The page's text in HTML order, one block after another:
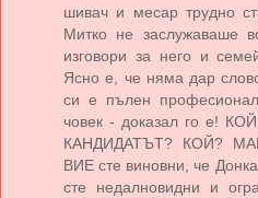
шивач и месар трудно
Митко не заслужаваше
изговори за него и
Ясно е, че няма дар
си е пълен
човек - доказал го е!
КАНДИДАТЪТ? КОЙ?
ВИЕ сте виновни, че
сте недалновидни и